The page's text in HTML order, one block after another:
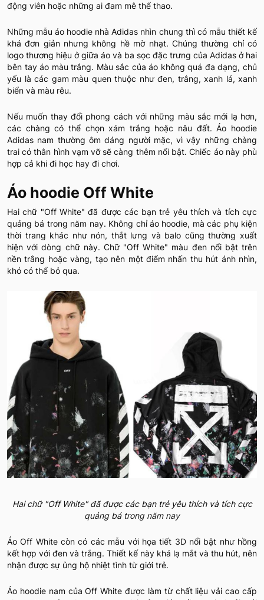
động viên hoặc những ai đam mê thể thao.
Những mẫu áo hoodie nhà Adidas nhìn chung thì có mẫu thiết kế
khá đơn giản nhưng không hề mờ nhạt. Chúng thường chỉ có
logo thương hiệu ở giữa áo và ba sọc đặc trưng của Adidas ở hai
bên tay áo màu trắng. Màu sắc của áo không quá đa dạng, chủ
yếu là các gam màu quen thuộc như đen, trắng, xanh lá, xanh
biển và màu rêu.
Nếu muốn thay đổi phong cách với những màu sắc mới lạ hơn,
các chàng có thể chọn xám trắng hoặc nâu đất. Áo hoodie
Adidas nam thường ôm dáng người mặc, vì vậy những chàng
trai có thân hình vạm vỡ sẽ càng thêm nổi bật. Chiếc áo này phù
hợp cả khi đi học hay đi chơi.
Áo hoodie Off White
Hai chữ "Off White" đã được các bạn trẻ yêu thích và tích cực
quảng bá trong năm nay. Không chỉ áo hoodie, mà các phụ kiện
thời trang khác như nón, thắt lưng và balo cũng thường xuất
hiện với dòng chữ này. Chữ "Off White" màu đen nổi bật trên
nền trắng hoặc vàng, tạo nên một điểm nhấn thu hút ánh nhìn,
khó có thể bỏ qua.
Hai chữ "Off White" đã được các bạn trẻ yêu thích và tích cực
quảng bá trong năm nay
Áo Off White còn có các mẫu với họa tiết 3D nổi bật như hồng
kết hợp với đen và trắng. Thiết kế này khá lạ mắt và thu hút, nên
nhận được sự ủng hộ nhiệt tình từ giới trẻ.
Áo hoodie nam của Off White được làm từ chất liệu vải cao cấp